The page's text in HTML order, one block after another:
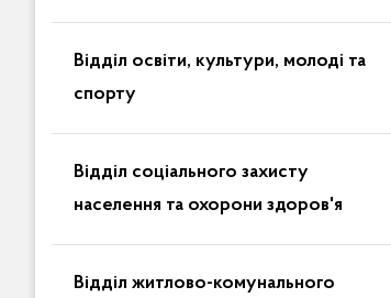
Відділ освіти, культури, молоді та
спорту
Відділ соціального захисту
населення та охорони здоров'я
Відділ житлово-комунального